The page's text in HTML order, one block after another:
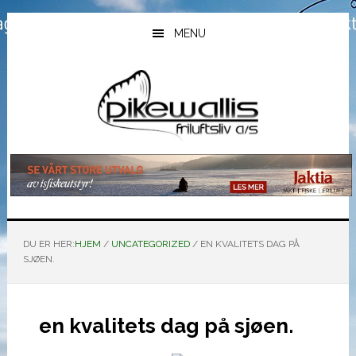
Hopp
til
Hopp
til
Hopp
til
MENU
DU ER HER:HJEM / UNCATEGORIZED /EN KVALITETS DAG PÅ
SJØEN.
en kvalitets dag på sjøen.